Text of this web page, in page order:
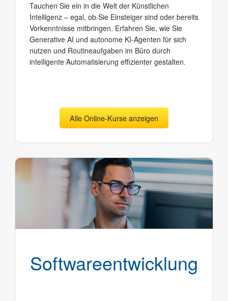
Tauchen Sie ein in die Welt der Künstlichen
Intelligenz – egal, ob Sie Einsteiger sind oder bereits
Vorkenntnisse mitbringen. Erfahren Sie, wie Sie
Generative AI und autonome KI-Agenten für sich
nutzen und Routineaufgaben im Büro durch
intelligente Automatisierung effizienter gestalten.
Alle Online-Kurse anzeigen
Software­entwicklung